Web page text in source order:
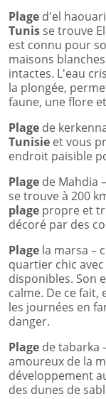
Plage d'el
Tunis se trouve
est connu pour
maisons
intactes. L'eau
la plongée,
faune, une flore
Plage de
Tunisie et vous
endroit paisible
Plage de Mahdia
se trouve à 200
plage propre et
décoré par des
Plage la marsa –
quartier chic
disponibles. Son
calme. De ce
les journées en
danger.
Plage de tabarka
amoureux de la
développement
des dunes de